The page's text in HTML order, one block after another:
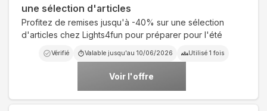
une sélection d'articles
Profitez de remises jusqu'à -40% sur une sélection
d'articles chez Lights4fun pour préparer pour l'été
Vérifié Valable jusqu'au 10/06/2026 Utilisé 1 fois
Voir l'offre